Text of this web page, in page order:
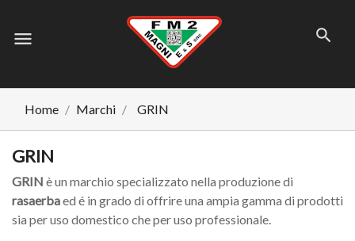
menu
Home Marchi GRIN
GRIN
GRIN è un marchio specializzato nella produzione di
rasaerbaed é in grado di offrire una ampia gamma di prodotti
sia per uso domestico che per uso professionale.